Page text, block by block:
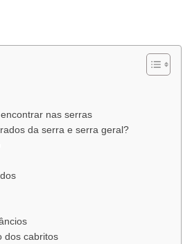
nas serras
da serra e serra geral?
dos cabritos